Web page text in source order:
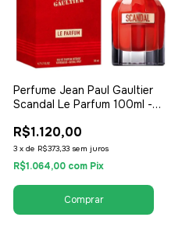
Perfume Jean Paul Gaultier
Scandal Le Parfum 100ml -
R$1.120,00
3 x de R$373,33 sem juros
R$1.064,00 com Pix